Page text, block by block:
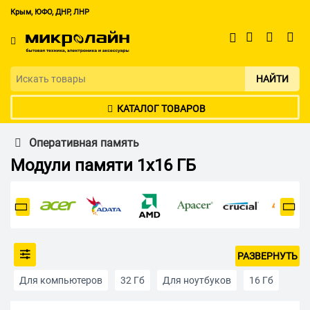
Крым, ЮФО, ДНР, ЛНР
НАЙТИ
КАТАЛОГ ТОВАРОВ
Оперативная память
Модули памяти 1x16 ГБ
Для компьютеров 32 Гб Для ноутбуков 16 Гб
РАЗВЕРНУТЬ